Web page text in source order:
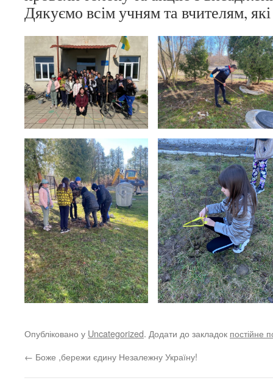
Дякуємо всім учням та вчителям,
Опубліковано у Uncategorized. Додати до закладок постійне
← Боже ,бережи єдину Незалежну Україну!